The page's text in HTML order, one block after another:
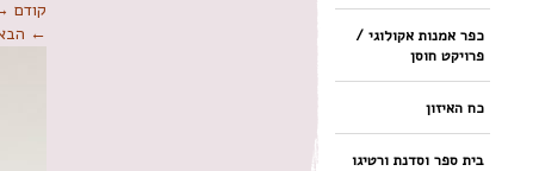
כפר אמנות אקולוגי /
פרויקט חוסן
כח האיזון
בית ספר וסדנת ורטיגו
קודם
←